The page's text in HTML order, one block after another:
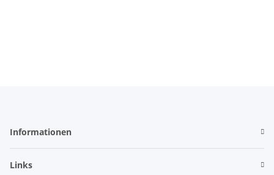
Informationen
Links